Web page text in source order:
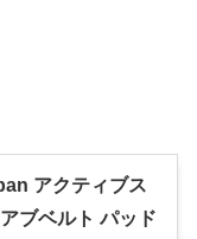
アクティブス
ブベルト パッド